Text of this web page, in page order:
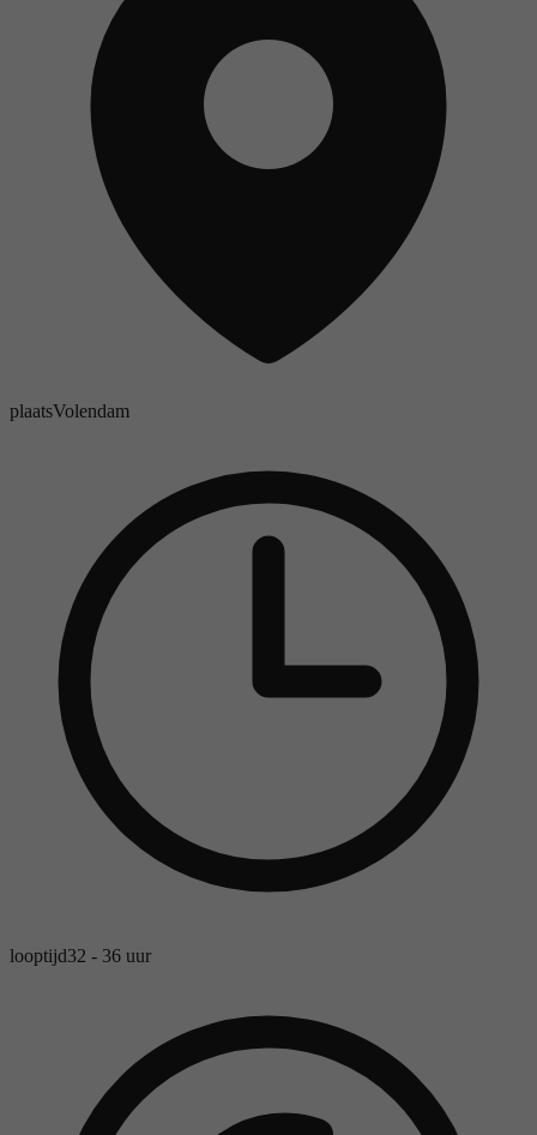
plaatsVolendam
looptijd32 - 36 uur